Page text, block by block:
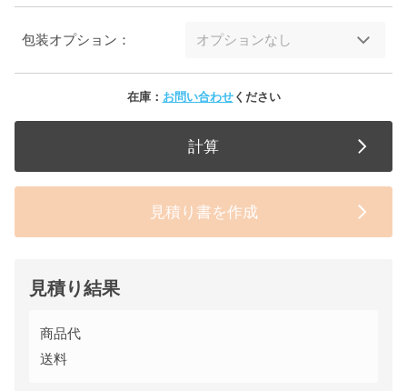
包装オプション：
在庫： お問い合わせください
計算
見積り書を作成
見積り結果
商品代
送料